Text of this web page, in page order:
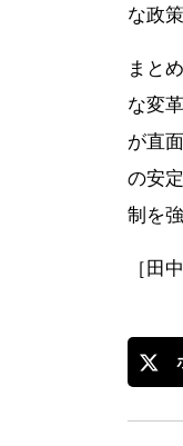
な政
まと
な変
が直
の安
制を
［田